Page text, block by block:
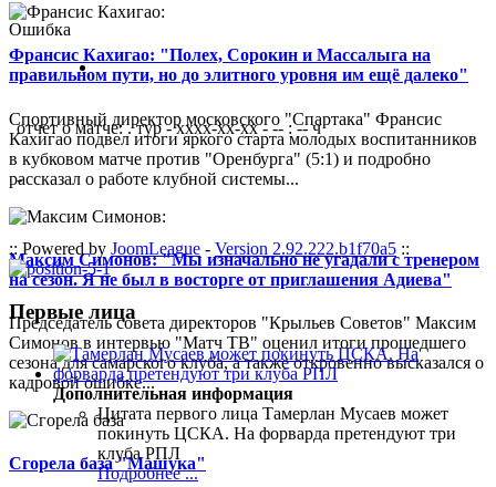
Франсис Кахигао: "Полех, Сорокин и Массалыга на
правильном пути, но до элитного уровня им ещё далеко"
Спортивный директор московского "Спартака" Франсис
Кахигао подвел итоги яркого старта молодых воспитанников
в кубковом матче против "Оренбурга" (5:1) и подробно
рассказал о работе клубной системы...
Максим Симонов: "Мы изначально не угадали с тренером
на сезон. Я не был в восторге от приглашения Адиева"
Председатель совета директоров "Крыльев Советов" Максим
Симонов в интервью "Матч ТВ" оценил итоги прошедшего
сезона для самарского клуба, а также откровенно высказался о
кадровой ошибке...
Сгорела база "Машука"
Ошибка
отчет о матче: . тур - xxxx-xx-xx - -- : -- ч
-
:: Powered by JoomLeague - Version 2.92.222.b1f70a5 ::
Первые лица
Дополнительная информация
Цитата первого лица Тамерлан Мусаев может
покинуть ЦСКА. На форварда претендуют три
клуба РПЛ
Подробнее ...